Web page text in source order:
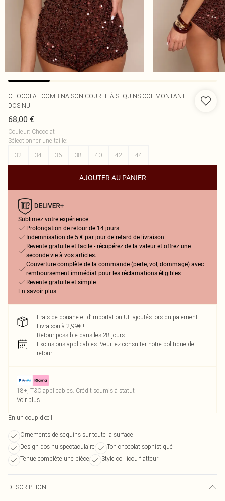
CHOCOLAT COMBINAISON COURTE À SEQUINS COL MONTANT
DOS NU
68,00 €
Couleur: Chocolat
Sélectionner une taille:
32
34 36 38 40 42 44
AJOUTER AU PANIER
Sublimez votre expérience
Prolongation de retour de 14 jours
Indemnisation de 5 € par jour de retard de livraison
Revente gratuite et facile - récupérez de la valeur et offrez une
seconde vie à vos articles.
Couverture complète de la commande (perte, vol, dommage) avec
remboursement immédiat pour les réclamations éligibles
Revente gratuite et simple
En savoir plus
Frais de douane et d’importation UE ajoutés lors du paiement.
Livraison à 2,99€ !
Retour possible dans les 28 jours
Exclusions applicables. Veuillez consulter notre politique de
retour
18+, T&C applicables. Crédit soumis à statut
Voir plus
En un coup d’œil
Ornements de sequins sur toute la surface
Design dos nu spectaculaire
Ton chocolat sophistiqué
Tenue complète une pièce
Style col licou flatteur
DESCRIPTION